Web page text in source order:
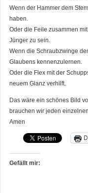
Wenn der Hammer dem
haben.
Oder die Feile zusammen
Jünger zu sein.
Wenn die Schraubzwinge
Glaubens kennenzulernen.
Oder die Flex mit der
neuem Glanz verhilft.
Das wäre ein schönes Bild
brauchen wir jeden einzelnen.
Amen
Gefällt mir: